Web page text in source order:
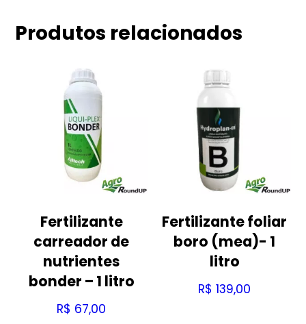
Produtos relacionados
Fertilizante
carreador de
nutrientes
bonder – 1 litro
R$ 67,00
Fertilizante foliar
boro (mea)- 1
litro
R$ 139,00